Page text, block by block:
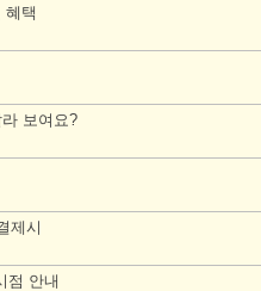
혜택
보여요?
제시
점 안내